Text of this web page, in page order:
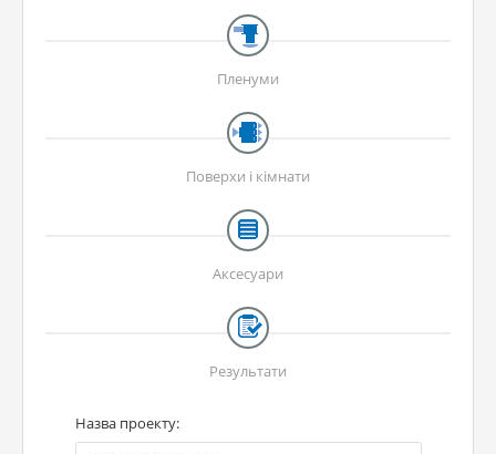
Пленуми
Поверхи і кімнати
Аксесуари
Результати
Назва проекту: